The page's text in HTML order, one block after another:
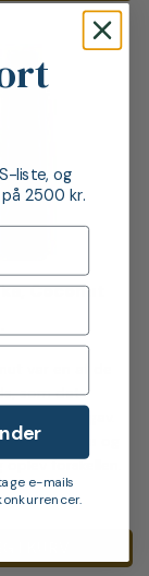
Coconut
som det
dine drinks og
forskellen.
liste, og
2500 kr.
e-mails